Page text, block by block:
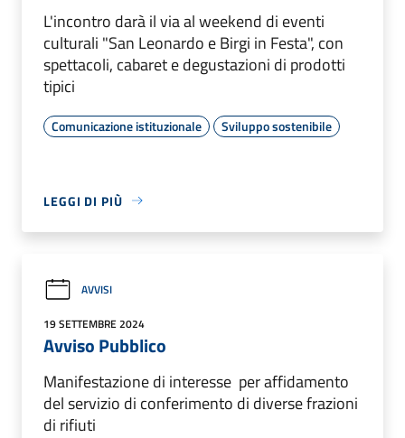
L'incontro darà il via al weekend di eventi
culturali "San Leonardo e Birgi in Festa", con
spettacoli, cabaret e degustazioni di prodotti
tipici
Comunicazione istituzionale Sviluppo sostenibile
LEGGI DI PIÙ
AVVISI
19 SETTEMBRE 2024
Avviso Pubblico
Manifestazione di interesse per affidamento
del servizio di conferimento di diverse frazioni
di rifiuti